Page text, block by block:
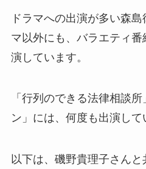
ドラマへの出演が多い森
マ以外にも、バラエティ
演しています。
「行列のできる法律相談
ン」には、何度も出演して
以下は、磯野貴理子さん